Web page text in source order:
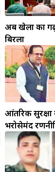
अब खेलों का
बिरला
आंतरिक
भरोसेमंद
गोविंद मोहन